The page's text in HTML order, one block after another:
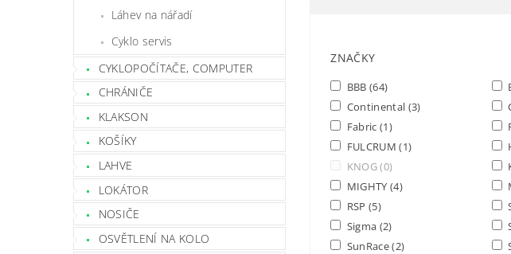
Láhev na nářadí
Cyklo servis
CYKLOPOČÍTAČE, COMPUTER
CHRÁNIČE
KLAKSON
KOŠÍKY
LAHVE
LOKÁTOR
NOSIČE
OSVĚTLENÍ NA KOLO
ZNAČKY
BBB (64)
Continental (3)
Fabric (1)
FULCRUM(1)
KNOG(0)
MIGHTY (4)
RSP (5)
Sigma (2)
SunRace(2)